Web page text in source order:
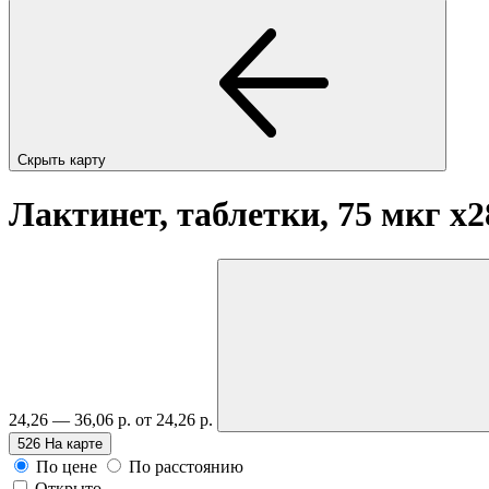
Скрыть карту
Лактинет, таблетки, 75 мкг
24,26 — 36,06 р. от 24,26 р.
526 На карте
По цене
По расстоянию